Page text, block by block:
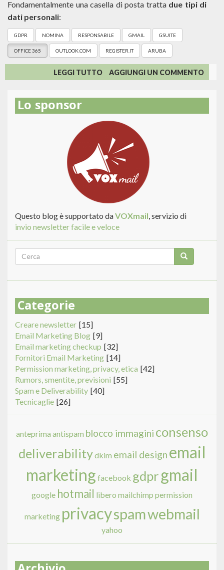
Fondamentalmente una casella di posta tratta due tipi di
dati personali:
GDPR NOMINA RESPONSABILE GMAIL GSUITE
OFFICE 365 OUTLOOK.COM REGISTER.IT ARUBA
LEGGI TUTTO SU
USARE
PER
PROFESSIONALI
O
AZIENDALI:
SI
PUÒ?
AGGIUNGI UN COMMENTO
Lo sponsor
Questo blog è supportato daVOXmail , servizio di
invio newsletter facile e veloce
Form
di
ricerca
Categorie
Creare newsletter [15]
Email Marketing Blog [9]
Email marketing checkup [32]
Fornitori Email Marketing [14]
Permission marketing, privacy, etica [42]
Rumors, smentite, previsioni [55]
Spam e Deliverability [40]
Tecnicaglie [26]
anteprima antispam blocco immagini consenso
deliverabilitydkim email design email
marketing facebook gdpr gmail
google hotmail libero mailchimp permission
marketing privacyspamwebmail
yahoo